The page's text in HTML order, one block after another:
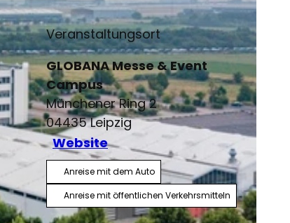
Veranstaltungsort
GLOBANA Messe & Event
Campus
Münchener Ring 2
04435Leipzig
Website
Anreise mit dem Auto
Anreise mit öffentlichen Verkehrsmitteln